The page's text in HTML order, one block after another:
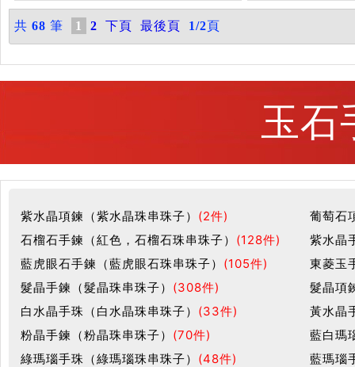
共 68 筆 1 2 下頁 最後頁 1/2頁
玉石
紫水晶項鍊（紫水晶珠串珠子） (2件)
葡萄石
石榴石手鍊（紅色，石榴石珠串珠子） (128件)
紫水晶
藍虎眼石手鍊（藍虎眼石珠串珠子） (105件)
東菱玉
髮晶手鍊（髮晶珠串珠子） (308件)
髮晶項
白水晶手珠（白水晶珠串珠子） (33件)
黃水晶
粉晶手鍊（粉晶珠串珠子） (70件)
藍白瑪
綠瑪瑙手珠（綠瑪瑙珠串珠子） (48件)
藍瑪瑙